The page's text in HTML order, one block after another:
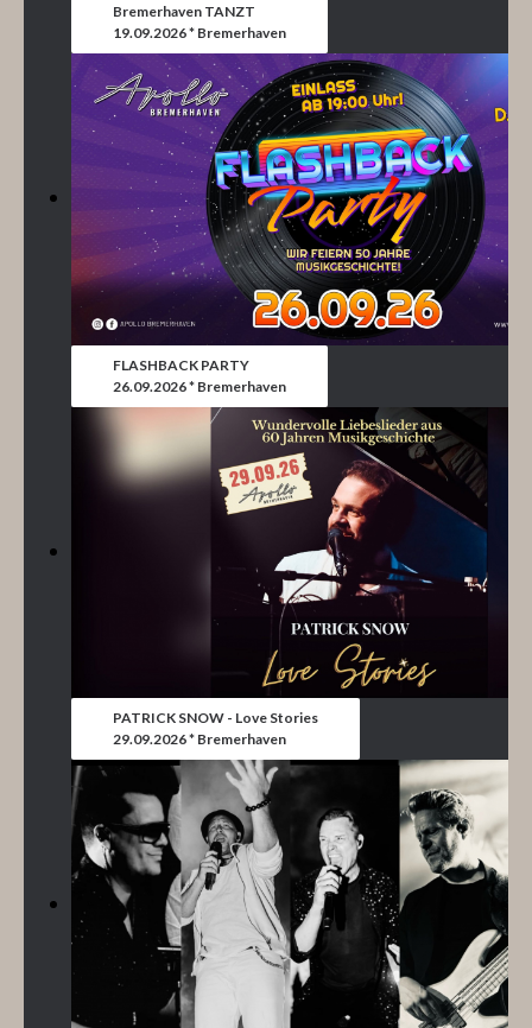
Bremerhaven TANZT
19.09.2026 * Bremerhaven
FLASHBACK PARTY
26.09.2026 * Bremerhaven
PATRICK SNOW - Love Stories
29.09.2026 * Bremerhaven